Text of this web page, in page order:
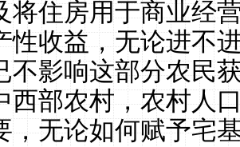
将住房用于商业经
性收益，无论进不
不影响这部分农民
西部农村，农村人
，无论如何赋予宅